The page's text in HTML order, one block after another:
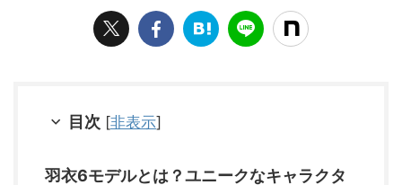
目次 [非表示]
羽衣6モデルとは？ユニークなキャラクタ